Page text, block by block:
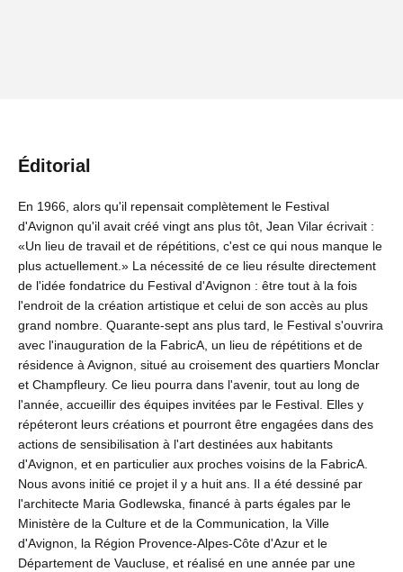
Éditorial
En 1966, alors qu'il repensait complètement le Festival
d'Avignon qu'il avait créé vingt ans plus tôt, Jean Vilar écrivait :
«Un lieu de travail et de répétitions, c'est ce qui nous manque le
plus actuellement.» La nécessité de ce lieu résulte directement
de l'idée fondatrice du Festival d'Avignon : être tout à la fois
l'endroit de la création artistique et celui de son accès au plus
grand nombre. Quarante-sept ans plus tard, le Festival s'ouvrira
avec l'inauguration de la FabricA, un lieu de répétitions et de
résidence à Avignon, situé au croisement des quartiers Monclar
et Champfleury. Ce lieu pourra dans l'avenir, tout au long de
l'année, accueillir des équipes invitées par le Festival. Elles y
répéteront leurs créations et pourront être engagées dans des
actions de sensibilisation à l'art destinées aux habitants
d'Avignon, et en particulier aux proches voisins de la FabricA.
Nous avons initié ce projet il y a huit ans. Il a été dessiné par
l'architecte Maria Godlewska, financé à parts égales par le
Ministère de la Culture et de la Communication, la Ville
d'Avignon, la Région Provence-Alpes-Côte d'Azur et le
Département de Vaucluse, et réalisé en une année par une